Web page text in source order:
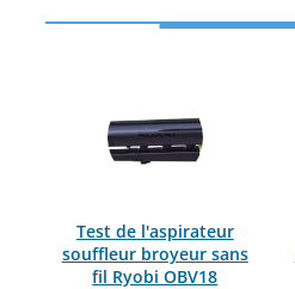
Test de l'aspirateur
souffleur broyeur sans
fil Ryobi OBV18